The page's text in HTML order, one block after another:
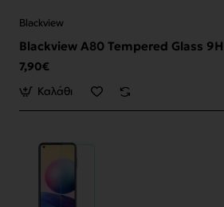
Blackview
Blackview A80 Tempered Glass 9H
7,90€
Καλάθι